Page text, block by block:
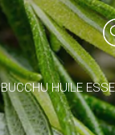
BUCCHU HUILE